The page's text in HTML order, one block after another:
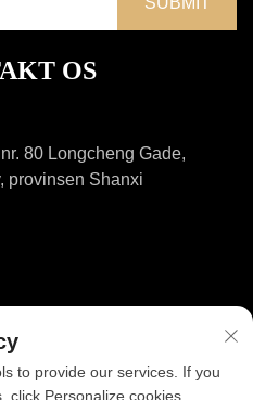
OS
80 Longcheng Gade,
provinsen Shanxi
to provide our services. If you
click Personalize cookies.